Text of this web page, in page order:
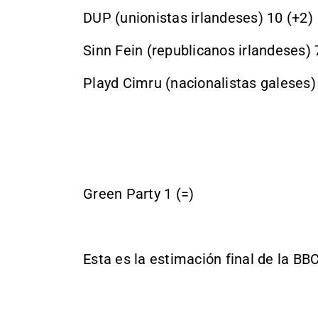
DUP (unionistas irlandeses) 10 (+2)
Sinn Fein (republicanos irlandeses)
Playd Cimru (nacionalistas galeses)
Green Party 1 (=)
Esta es la estimación final de la